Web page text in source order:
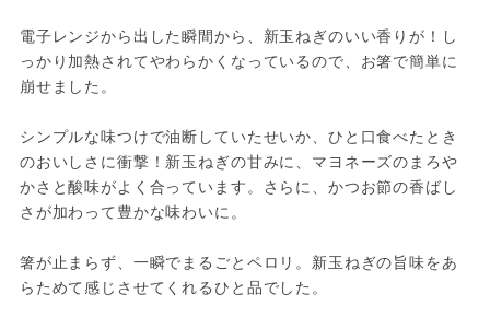
電子レンジから出した瞬間から、新玉ねぎのいい香りが！し
っかり加熱されてやわらかくなっているので、お箸で簡単に
崩せました。
シンプルな味つけで油断していたせいか、ひと口食べたとき
のおいしさに衝撃！新玉ねぎの甘みに、マヨネーズのまろや
かさと酸味がよく合っています。さらに、かつお節の香ばし
さが加わって豊かな味わいに。
箸が止まらず、一瞬でまるごとペロリ。新玉ねぎの旨味をあ
らためて感じさせてくれるひと品でした。